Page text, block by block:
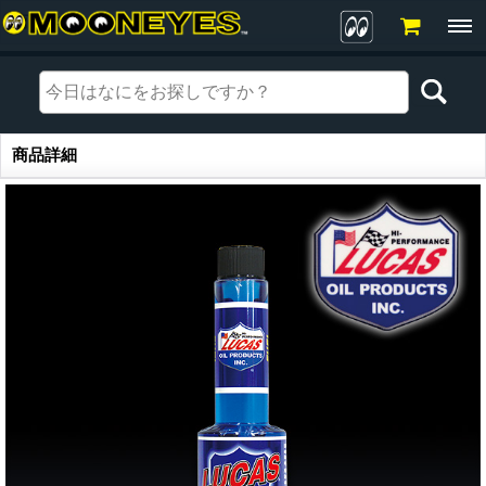
商品詳細
商品詳細